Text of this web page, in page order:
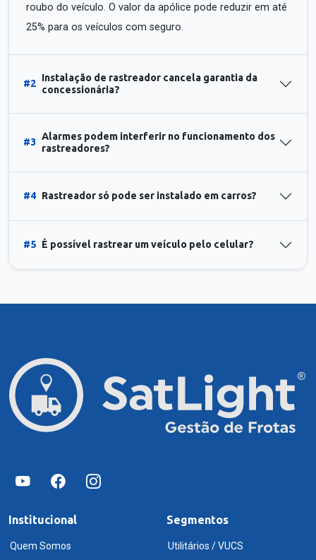
roubo do veículo. O valor da apólice pode reduzir em até
25% para os veículos com seguro.
#2
Instalação de rastreador cancela garantia da
concessionária?
#3
Alarmes podem interferir no funcionamento dos
rastreadores?
#4 Rastreador só pode ser instalado em carros?
#5 É possível rastrear um veículo pelo celular?
Institucional
Quem Somos
Segmentos
Utilitários / VUCS